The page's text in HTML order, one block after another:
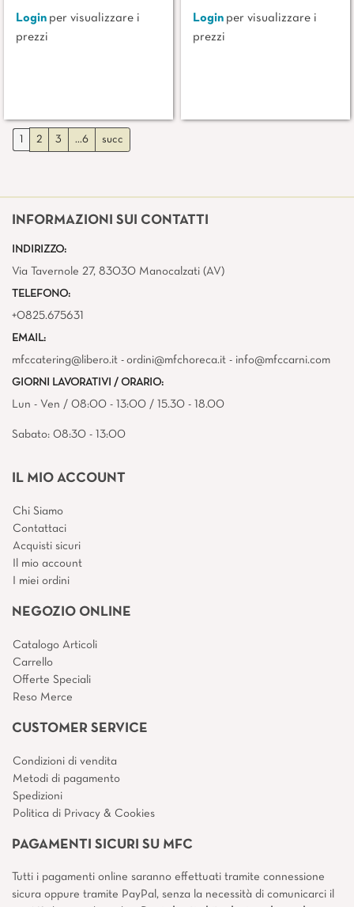
Login per visualizzare i
prezzi
Login per visualizzare i
prezzi
1 2 3 ...6 succ
INFORMAZIONI SUI CONTATTI
INDIRIZZO:
Via Tavernole 27, 83030 Manocalzati (AV)
TELEFONO:
+0825.675631
EMAIL:
mfccatering@libero.it - ordini@mfchoreca.it - info@mfccarni.com
GIORNI LAVORATIVI / ORARIO:
Lun - Ven / 08:00 - 13:00 / 15.30 - 18.00
Sabato: 08:30 - 13:00
IL MIO ACCOUNT
Chi Siamo
Contattaci
Acquisti sicuri
Il mio account
I miei ordini
NEGOZIO ONLINE
Catalogo Articoli
Carrello
Offerte Speciali
Reso Merce
CUSTOMER SERVICE
Condizioni di vendita
Metodi di pagamento
Spedizioni
Politica di Privacy & Cookies
PAGAMENTI SICURI SU MFC
Tutti i pagamenti online saranno effettuati tramite connessione
sicura oppure tramite PayPal, senza la necessità di comunicarci il